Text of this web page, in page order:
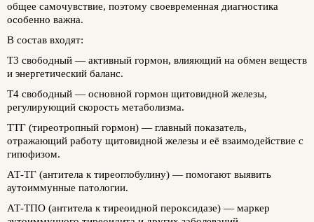
общее самочувствие, поэтому своевременная диагностика
особенно важна.
В состав входят:
Т3 свободный — активный гормон, влияющий на обмен веществ
и энергетический баланс.
Т4 свободный — основной гормон щитовидной железы,
регулирующий скорость метаболизма.
ТТГ (тиреотропный гормон) — главный показатель,
отражающий работу щитовидной железы и её взаимодействие с
гипофизом.
АТ-ТГ (антитела к тиреоглобулину) — помогают выявить
аутоиммунные патологии.
АТ-ТПО (антитела к тиреоидной пероксидазе) — маркер